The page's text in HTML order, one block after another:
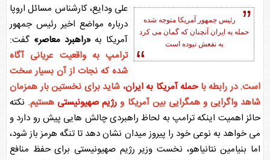
رئیس جمهور آمریکا متوجه شده
حمله به ایران آنچنان که گمان می کرد
به نفعش نبوده است
علی ودایع، کارشناس مسائل اروپا
درباره مواضع اخیر رئیس جمهور
آمریکا به«راهبرد معاصر» گفت:
ترامپ به واقعیت عریانی آگاه
شده که نجات از آن بسیار سخت
است. در رابطه باحمله آمریکا به ایران، شاید برای نخستین بار همزمان
شاهد واگرایی و همگرایی بین آمریکا و رژیم صهیونیستی هستیم. نکته
حائز اهمیت اینکه ترامپ به لحاظ راهبردی چالش هایی پیش رو دارد و
می خواهد به نوعی خود را پیروز میدان نشان دهد تا تنگه هرمزباز شود،
اما بنیامین نتانیاهو، نخست وزیر رژیم صهیونیستی برای حفظ منافع